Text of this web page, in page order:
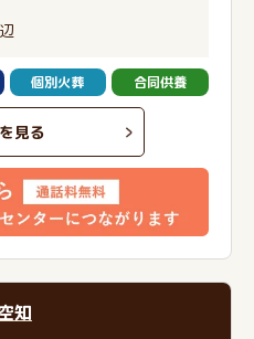
個別火葬 合同供養
見る
知